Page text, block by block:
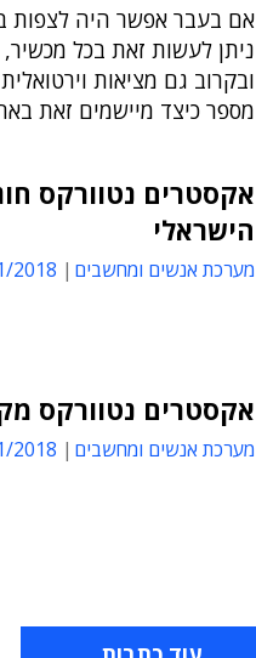
אם בעבר אפשר היה לצפות
ניתן לעשות זאת בכל
מספר כיצד מיישמים זאת
אקסטרים נטוורקס
הישראלי
מערכת אנשים ומחשבים 12:13
אקסטרים נטוורקס
מערכת אנשים ומחשבים 10:46